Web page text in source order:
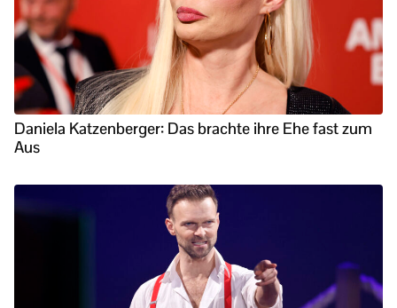
Daniela Katzenberger: Das brachte ihre Ehe fast zum
Aus